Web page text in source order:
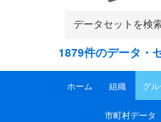
1879件のデータ・
ホーム 組織 グ
市町村データ